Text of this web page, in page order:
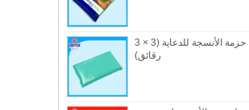
حزمة الأنسجة للدعاية (3 × 3
رقائق)
هي شركه مصنعه في هونج كونج متخصصة في
المن...
أخبار
دعونا تأتي وزيارتنا خلال معرض الطفل 2018!
ونحن نتطلع إلى رؤيتكم هناك! هون هونغ الطفل